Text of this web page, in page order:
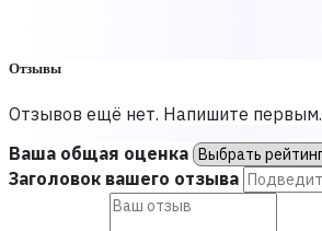
Отзывы
Отзывов ещё нет. Напишите первым.
Ваша общая оценка
Заголовок вашего отзыва